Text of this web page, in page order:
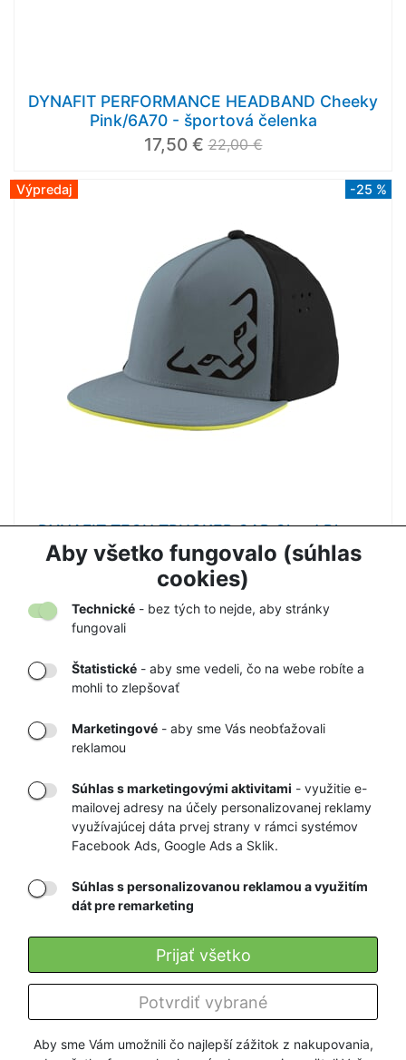
Aby všetko fungovalo (súhlas
cookies)
Aby sme Vám umožnili čo najlepší zážitok z nakupovania,
Technické - bez tých to nejde, aby stránky
fungovali
Štatistické - aby sme vedeli, čo na webe robíte a
mohli to zlepšovať
Marketingové - aby sme Vás neobťažovali
reklamou
Súhlas s marketingovými aktivitami - využitie e-
mailovej adresy na účely personalizovanej reklamy
využívajúcej dáta prvej strany v rámci systémov
Facebook Ads, Google Ads a Sklik.
Súhlas s personalizovanou reklamou a využitím
dát pre remarketing
Potvrdiť vybrané
Prijať všetko
DYNAFIT PERFORMANCE HEADBAND Cheeky
Pink/6A70 - športová čelenka
17,50 € 22,00 €
Výpredaj -25 %
DYNAFIT TECH TRUCKER CAP Cloud Blue -
šiltovka
27,90 € 37,00 €
TOVARU AŽ K
VÁM DOMOV
OBCHOD
RÝCHLE
DORUČENIE
GARANCIA
NAJNIŽŠÍCH CIEN